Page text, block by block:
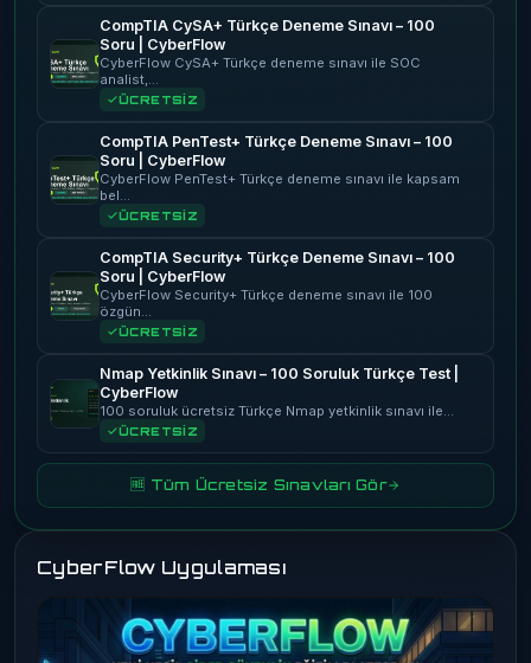
CompTIA CySA+ Türkçe Deneme Sınavı – 100
Soru | CyberFlow
CyberFlow CySA+ Türkçe deneme sınavı ile SOC
analist,…
ÜCRETSİZ
CompTIA PenTest+ Türkçe Deneme Sınavı – 100
Soru | CyberFlow
CyberFlow PenTest+ Türkçe deneme sınavı ile kapsam
bel…
ÜCRETSİZ
CompTIA Security+ Türkçe Deneme Sınavı – 100
Soru | CyberFlow
CyberFlow Security+ Türkçe deneme sınavı ile 100
özgün…
ÜCRETSİZ
Nmap Yetkinlik Sınavı – 100 Soruluk Türkçe Test |
CyberFlow
100 soruluk ücretsiz Türkçe Nmap yetkinlik sınavı ile…
ÜCRETSİZ
🆓 Tüm Ücretsiz Sınavları Gör
CyberFlow Uygulaması